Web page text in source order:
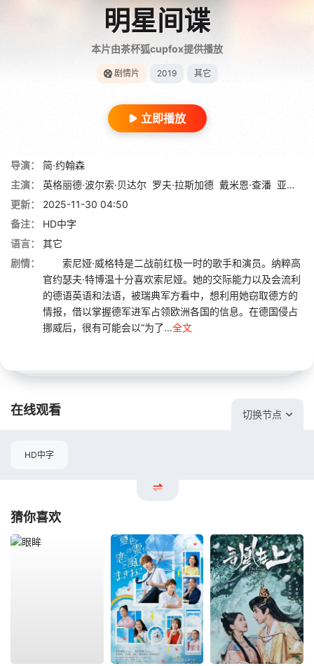
明星间谍
本片由茶杯狐cupfox提供播放
剧情片 2019 其它
立即播放
导演：
简·约翰森
主演：
英格丽德·波尔索·贝达尔 罗夫·拉斯加德 戴米恩·查潘 亚历山大·谢尔
更新：
2025-11-30 04:50
备注：
HD中字
语言：
其它
剧情：
索尼娅·威格特是二战前红极一时的歌手和演员。纳粹高
官约瑟夫·特博温十分喜欢索尼娅。她的交际能力以及会流利
的德语英语和法语，被瑞典军方看中，想利用她窃取德方的
情报，借以掌握德军进军占领欧洲各国的信息。在德国侵占
挪威后，很有可能会以“为了...全文
在线观看 切换节点
HD中字
猜你喜欢